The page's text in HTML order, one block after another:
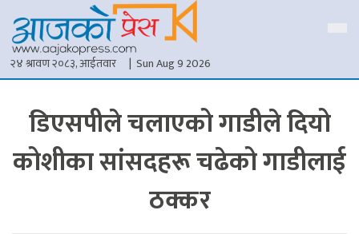
२४ श्रावण २०८३, आईतवार | Sun Aug 9 2026
डिएसपीले चलाएको गाडीले दियो
कोशीका सांसदहरू चढेको गाडीलाई
ठक्कर